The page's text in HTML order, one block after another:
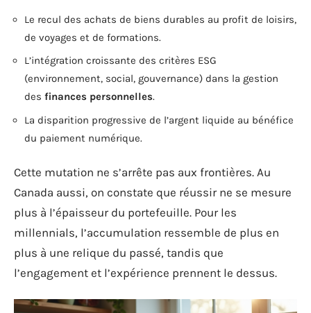
Le recul des achats de biens durables au profit de loisirs,
de voyages et de formations.
L’intégration croissante des critères ESG
(environnement, social, gouvernance) dans la gestion
des finances personnelles.
La disparition progressive de l’argent liquide au bénéfice
du paiement numérique.
Cette mutation ne s’arrête pas aux frontières. Au
Canada aussi, on constate que réussir ne se mesure
plus à l’épaisseur du portefeuille. Pour les
millennials, l’accumulation ressemble de plus en
plus à une relique du passé, tandis que
l’engagement et l’expérience prennent le dessus.